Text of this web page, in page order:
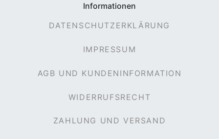
Informationen
DATENSCHUTZERKLÄRUNG
IMPRESSUM
AGB UND KUNDENINFORMATION
WIDERRUFSRECHT
ZAHLUNG UND VERSAND